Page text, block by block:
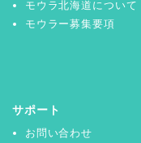
モウラ北海道について
モウラー募集要項
サポート
お問い合わせ